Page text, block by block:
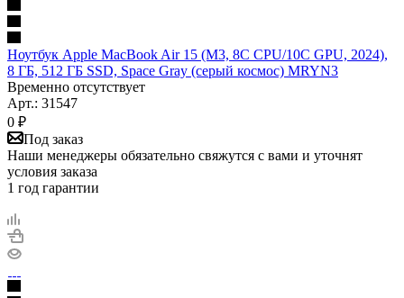
Ноутбук Apple MacBook Air 15 (M3, 8C CPU/10C GPU, 2024),
8 ГБ, 512 ГБ SSD, Space Gray (серый космос) MRYN3
Временно отсутствует
Арт.: 31547
0 ₽
Под заказ
Наши менеджеры обязательно свяжутся с вами и уточнят
условия заказа
1 год гарантии